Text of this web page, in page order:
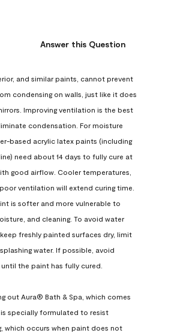
Answer this Question
and similar paints, cannot prevent
condensing on walls, just like it does
Improving ventilation is the best
condensation. For moisture
based acrylic latex paints (including
need about 14 days to fully cure at
good airflow. Cooler temperatures,
ventilation will extend curing time.
is softer and more vulnerable to
and cleaning. To avoid water
freshly painted surfaces dry, limit
water. If possible, avoid
the paint has fully cured.
out Aura® Bath & Spa, which comes
specially formulated to resist
which occurs when paint does not